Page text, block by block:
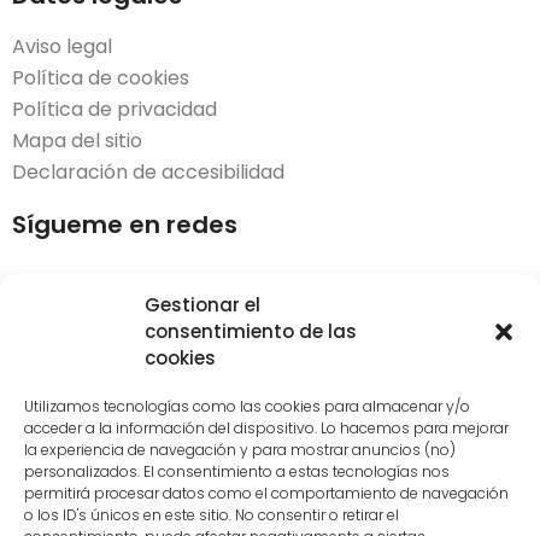
Gestionar el
consentimiento de las
cookies
Utilizamos tecnologías como las cookies para almacenar y/o
acceder a la información del dispositivo. Lo hacemos para mejorar
la experiencia de navegación y para mostrar anuncios (no)
personalizados. El consentimiento a estas tecnologías nos
permitirá procesar datos como el comportamiento de navegación
o los ID's únicos en este sitio. No consentir o retirar el
Aviso legal
Política de cookies
Política de privacidad
Mapa del sitio
Declaración de accesibilidad
Sígueme en redes
Desarrollado porLoDigitalizo
Diseño de interiores en Vitoria
Decoración de interiores Vitoria
Servicio decoradores y asesoramiento en decoración